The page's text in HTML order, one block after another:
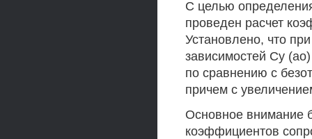
С целью
проведен расчет
Установлено, что
зависимостей Су
по сравнению с
причем с
Основное внимание
коэффициентов